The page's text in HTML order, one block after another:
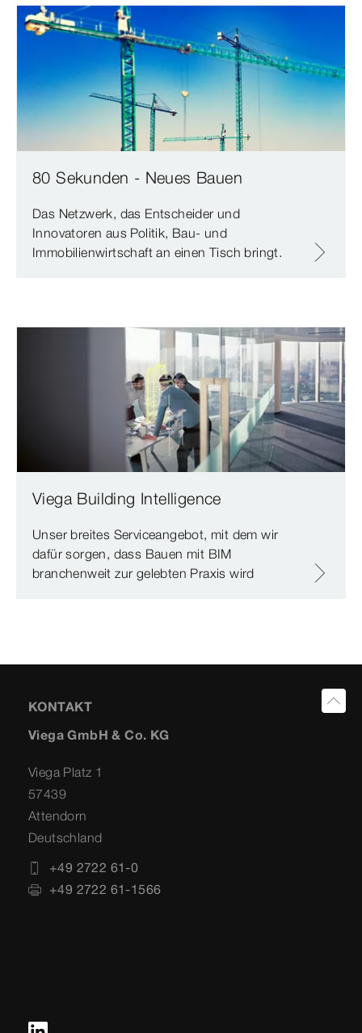
80 Sekunden - Neues Bauen
Das Netzwerk, das Entscheider und
Innovatoren aus Politik, Bau- und
Immobilienwirtschaft an einen Tisch bringt.
Viega Building Intelligence
Unser breites Serviceangebot, mit dem wir
dafür sorgen, dass Bauen mit BIM
branchenweit zur gelebten Praxis wird
KONTAKT
Viega GmbH & Co. KG
Viega Platz 1
57439
Attendorn
Deutschland
+49 2722 61-0
+49 2722 61-1566